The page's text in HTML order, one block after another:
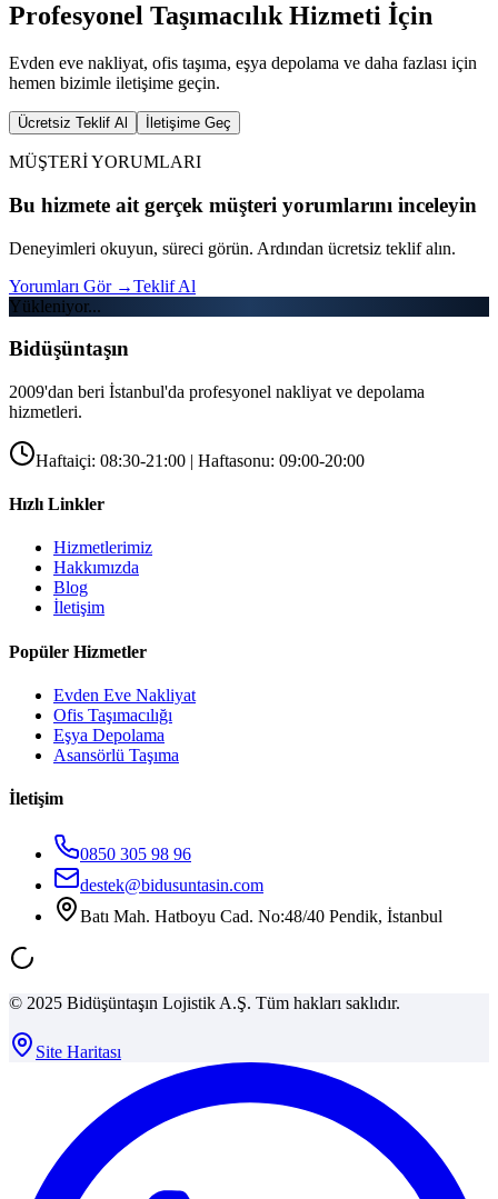
Profesyonel Taşımacılık Hizmeti İçin
Evden eve nakliyat, ofis taşıma, eşya depolama ve daha fazlası için
hemen bizimle iletişime geçin.
Ücretsiz Teklif Al İletişime Geç
MÜŞTERİ YORUMLARI
Bu hizmete ait gerçek müşteri yorumlarını inceleyin
Deneyimleri okuyun, süreci görün. Ardından ücretsiz teklif alın.
Yorumları Gör →Teklif Al
Yükleniyor...
Bidüşüntaşın
2009'dan beri İstanbul'da profesyonel nakliyat ve depolama
hizmetleri.
Haftaiçi: 08:30-21:00 | Haftasonu: 09:00-20:00
Hızlı Linkler
Hizmetlerimiz
Hakkımızda
Blog
İletişim
Popüler Hizmetler
Evden Eve Nakliyat
Ofis Taşımacılığı
Eşya Depolama
Asansörlü Taşıma
İletişim
0850 305 98 96
destek@bidusuntasin.com
Batı Mah. Hatboyu Cad. No:48/40 Pendik, İstanbul
© 2025 Bidüşüntaşın Lojistik A.Ş. Tüm hakları saklıdır.
Site Haritası